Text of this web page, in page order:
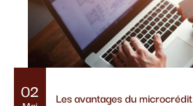
02 Les avantages du microcrédit